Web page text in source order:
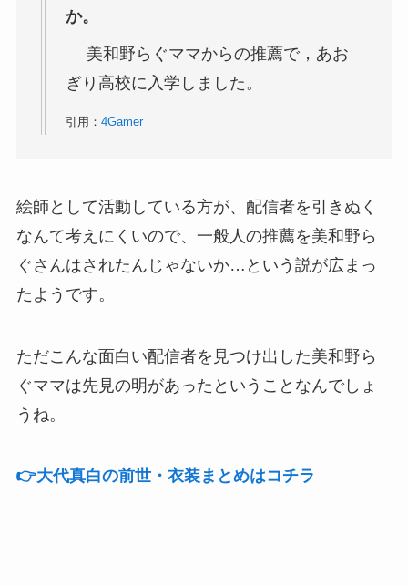
か。
美和野らぐママからの推薦で，あお
ぎり高校に入学しました。
引用： 4Gamer
絵師として活動している方が、配信者を引きぬく
なんて考えにくいので、一般人の推薦を美和野ら
ぐさんはされたんじゃないか…という説が広まっ
たようです。
ただこんな面白い配信者を見つけ出した美和野ら
ぐママは先見の明があったということなんでしょ
うね。
👉️大代真白の前世・衣装まとめはコチラ